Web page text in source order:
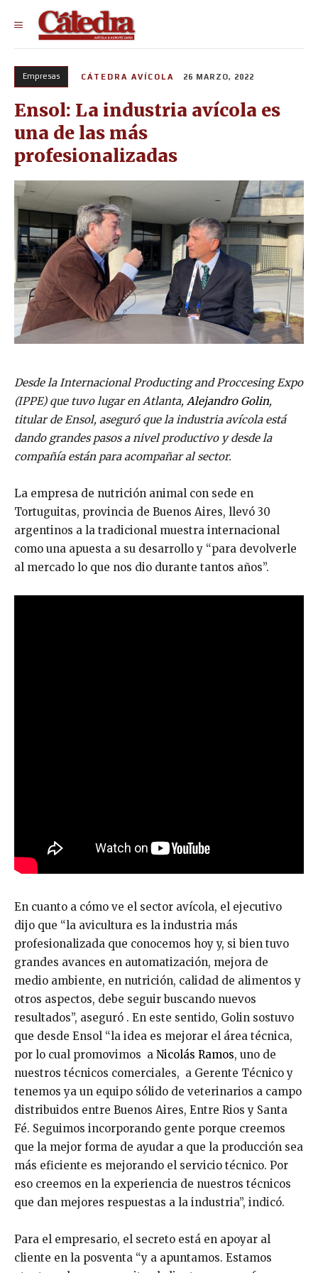
Empresas CÁTEDRA AVÍCOLA 26 MARZO, 2022
Ensol: La industria avícola es
una de las más
profesionalizadas
Desde la Internacional Producting and Proccesing Expo
(IPPE) que tuvo lugar en Atlanta, Alejandro Golin,
titular de Ensol, aseguró que la industria avícola está
dando grandes pasos a nivel productivo y desde la
compañía están para acompañar al sector.
La empresa de nutrición animal con sede en
Tortuguitas, provincia de Buenos Aires, llevó 30
argentinos a la tradicional muestra internacional
como una apuesta a su desarrollo y “para devolverle
al mercado lo que nos dio durante tantos años”.
En cuanto a cómo ve el sector avícola, el ejecutivo
dijo que “la avicultura es la industria más
profesionalizada que conocemos hoy y, si bien tuvo
grandes avances en automatización, mejora de
medio ambiente, en nutrición, calidad de alimentos y
otros aspectos, debe seguir buscando nuevos
resultados”, aseguró . En este sentido, Golin sostuvo
que desde Ensol “la idea es mejorar el área técnica,
por lo cual promovimos a Nicolás Ramos, uno de
nuestros técnicos comerciales, a Gerente Técnico y
tenemos ya un equipo sólido de veterinarios a campo
distribuidos entre Buenos Aires, Entre Rios y Santa
Fé. Seguimos incorporando gente porque creemos
que la mejor forma de ayudar a que la producción sea
más eficiente es mejorando el servicio técnico. Por
eso creemos en la experiencia de nuestros técnicos
que dan mejores respuestas a la industria”, indicó.
Para el empresario, el secreto está en apoyar al
cliente en la posventa “y a apuntamos. Estamos